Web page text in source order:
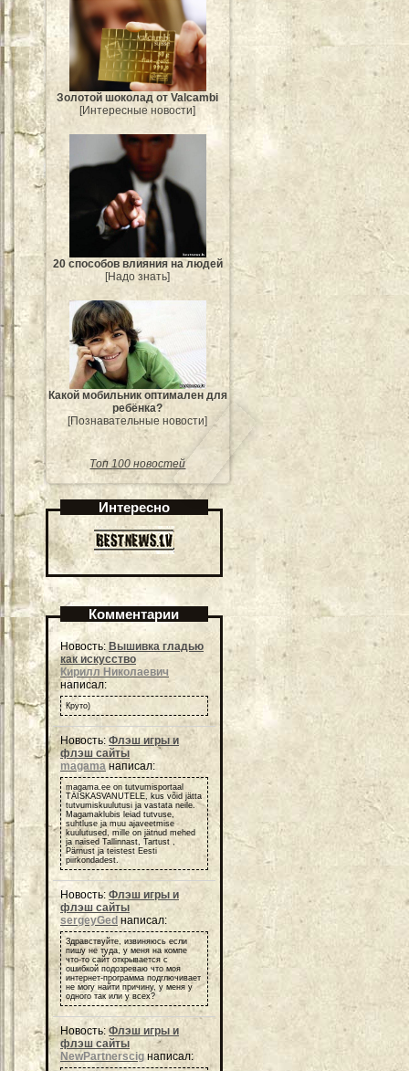
Золотой шоколад от Valcambi
[Интересные новости]
20 способов влияния на людей
[Надо знать]
Какой мобильник оптимален для
ребёнка?
[Познавательные новости]
Топ 100 новостей
Интересно
Комментарии
Новость: Вышивка гладью
как искусство
Кирилл Николаевич
написал:
Круто)
Новость:Флэш игры и
флэш сайты
magama написал:
magama.ee on tutvumisportaal
TÄISKASVANUTELE, kus võid jätta
tutvumiskuulutusi ja vastata neile.
Magamaklubis leiad tutvuse,
suhtluse ja muu ajaveetmise
kuulutused, mille on jätnud mehed
ja naised Tallinnast, Tartust ,
Pärnust ja teistest Eesti
piirkondadest.
Новость: Флэш игры и
флэш сайты
sergeyGed написал:
Здравствуйте, извиняюсь если
пишу не туда, у меня на компе
что-то сайт открывается с
ошибкой подозреваю что моя
интернет-программа подглючивает
не могу найти причину, у меня у
одного так или у всех?
Новость:Флэш игры и
флэш сайты
NewPartnerscigнаписал: